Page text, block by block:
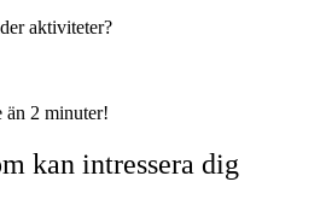
aktiviteter?
än 2 minuter!
kan intressera dig